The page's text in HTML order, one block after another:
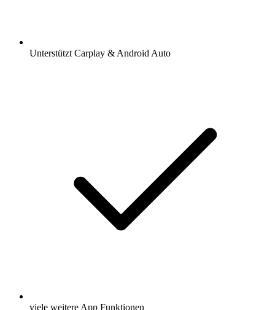
Unterstützt Carplay & Android Auto
viele weitere App Funktionen